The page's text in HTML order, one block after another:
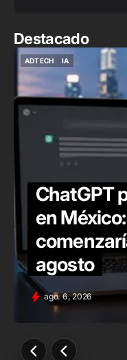
Destacado
ADTECH
ADTECH
IA
IA
ChatGPT
en
agosto
ago. 6, 2026